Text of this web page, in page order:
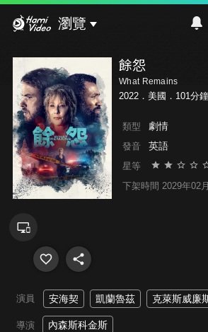
瀏覽
餘怨
What Remains
2022．美國．101分鐘
類型 劇情
發音 英語
星等
下架時間 2029年02
演員 安海契 凱蘭魯茲 克萊斯威廉
導演 內森斯科金斯